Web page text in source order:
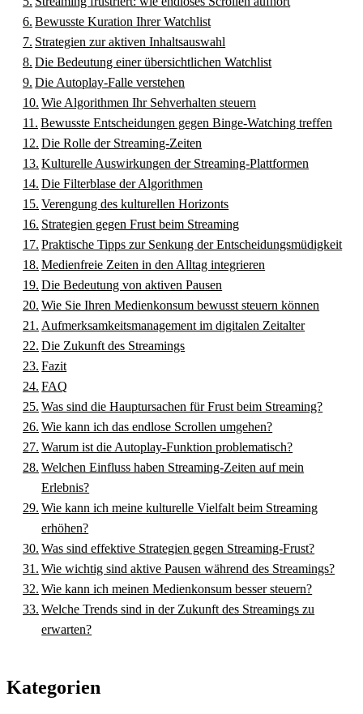
Bewusste Kuration Ihrer Watchlist
Strategien zur aktiven Inhaltsauswahl
Die Bedeutung einer übersichtlichen Watchlist
Die Autoplay-Falle verstehen
Wie Algorithmen Ihr Sehverhalten steuern
Bewusste Entscheidungen gegen Binge-Watching treffen
Die Rolle der Streaming-Zeiten
Kulturelle Auswirkungen der Streaming-Plattformen
Die Filterblase der Algorithmen
Verengung des kulturellen Horizonts
Strategien gegen Frust beim Streaming
Praktische Tipps zur Senkung der Entscheidungsmüdigkeit
Medienfreie Zeiten in den Alltag integrieren
Die Bedeutung von aktiven Pausen
Wie Sie Ihren Medienkonsum bewusst steuern können
Aufmerksamkeitsmanagement im digitalen Zeitalter
Die Zukunft des Streamings
Fazit
FAQ
Was sind die Hauptursachen für Frust beim Streaming?
Wie kann ich das endlose Scrollen umgehen?
Warum ist die Autoplay-Funktion problematisch?
Welchen Einfluss haben Streaming-Zeiten auf mein
Erlebnis?
Wie kann ich meine kulturelle Vielfalt beim Streaming
erhöhen?
Was sind effektive Strategien gegen Streaming-Frust?
Wie wichtig sind aktive Pausen während des Streamings?
Wie kann ich meinen Medienkonsum besser steuern?
Welche Trends sind in der Zukunft des Streamings zu
erwarten?
Kategorien